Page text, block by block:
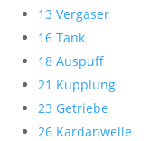
13 Vergaser
16 Tank
18 Auspuff
21 Kupplung
23 Getriebe
26 Kardanwelle